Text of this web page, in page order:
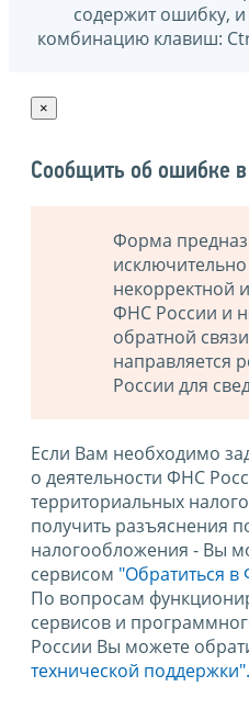
содержит ошибку,
комбинацию клавиш:
×
Сообщить об ошибке в
Форма
некорректной
ФНС России и
обратной
направляется
России для
Если Вам необходимо
о деятельности ФНС
территориальных
получить разъяснения
налогообложения - Вы
сервисом "Обратиться
По вопросам
сервисов и
России Вы можете
технической поддержки".